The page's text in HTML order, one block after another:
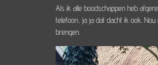
Als ik alle boodschappen heb
telefoon, ja ja dat dacht ik ook.
brengen.